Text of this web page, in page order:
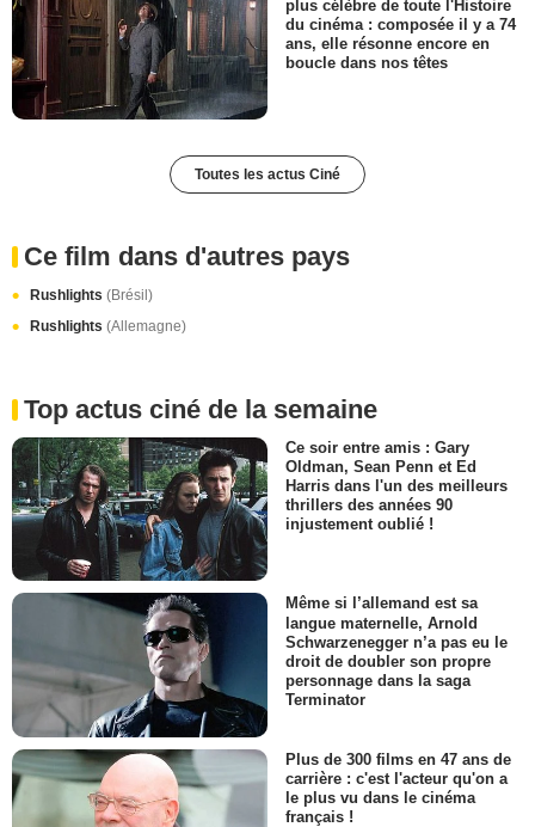
plus célèbre de toute l'Histoire
du cinéma : composée il y a 74
ans, elle résonne encore en
boucle dans nos têtes
Toutes les actus Ciné
Ce film dans d'autres pays
Rushlights (Brésil)
Rushlights (Allemagne)
Top actus ciné de la semaine
Ce soir entre amis : Gary
Oldman, Sean Penn et Ed
Harris dans l'un des meilleurs
thrillers des années 90
injustement oublié !
Même si l’allemand est sa
langue maternelle, Arnold
Schwarzenegger n’a pas eu le
droit de doubler son propre
personnage dans la saga
Terminator
Plus de 300 films en 47 ans de
carrière : c'est l'acteur qu'on a
le plus vu dans le cinéma
français !